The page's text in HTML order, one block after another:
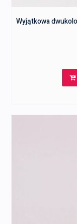
Wyjątkowa